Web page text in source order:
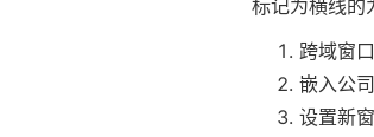
标记为横线的
跨域窗
嵌入公
设置新